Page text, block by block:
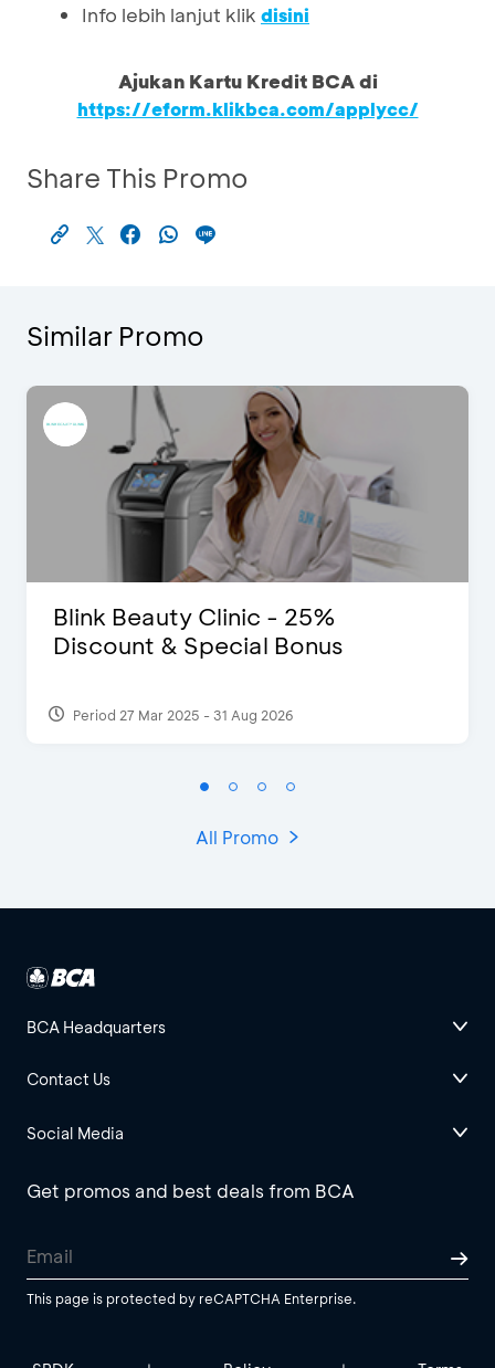
Info lebih lanjut klik disini
Ajukan Kartu Kredit BCA di
https://eform.klikbca.com/applycc/
Share This Promo
Similar Promo
Blink Beauty Clinic - 25%
Discount & Special Bonus
Period 27 Mar 2025 - 31 Aug 2026
All Promo
BCA Headquarters
Contact Us
Social Media
Get promos and best deals from BCA
This page is protected by reCAPTCHA Enterprise.